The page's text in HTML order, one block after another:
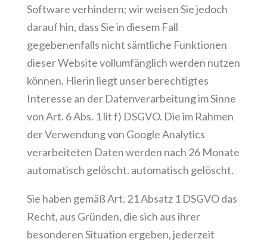
Software verhindern; wir weisen Sie jedoch
darauf hin, dass Sie in diesem Fall
gegebenenfalls nicht sämtliche Funktionen
dieser Website vollumfänglich werden nutzen
können. Hierin liegt unser berechtigtes
Interesse an der Datenverarbeitung im Sinne
von Art. 6 Abs. 1 lit f) DSGVO. Die im Rahmen
der Verwendung von Google Analytics
verarbeiteten Daten werden nach 26 Monate
automatisch gelöscht. automatisch gelöscht.
Sie haben gemäß Art. 21 Absatz 1 DSGVO das
Recht, aus Gründen, die sich aus ihrer
besonderen Situation ergeben, jederzeit